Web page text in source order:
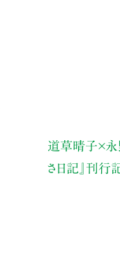
道草晴子×永
さ日記』刊行